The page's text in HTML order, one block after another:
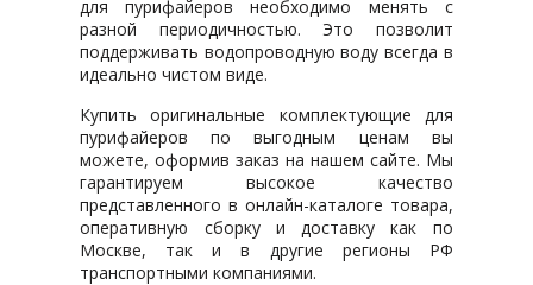
для пурифайеров необходимо менять с
разной периодичностью. Это позволит
поддерживать водопроводную воду всегда в
идеально чистом виде.
Купить оригинальные комплектующие для
пурифайеров по выгодным ценам вы
можете, оформив заказ на нашем сайте. Мы
гарантируем высокое качество
представленного в онлайн-каталоге товара,
оперативную сборку и доставку как по
Москве, так и в другие регионы РФ
транспортными компаниями.